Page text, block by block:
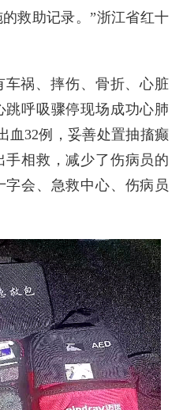
救助记录。”浙江省红十
祸、摔伤、骨折、心脏
呼吸骤停现场成功心肺
血32例，妥善处置抽搐癫
手相救，减少了伤病员的
会、急救中心、伤病员